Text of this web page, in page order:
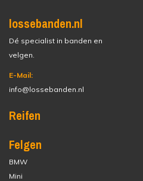
lossebanden.nl
Dé specialist in banden en
velgen.
E-Mail:
info@lossebanden.nl
Reifen
Felgen
BMW
Mini